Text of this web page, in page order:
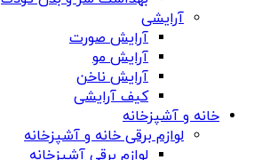
آرایشی
آرایش صورت
آرایش مو
آرایش ناخن
کیف آرایشی
خانه و آشپزخانه
لوازم برقی خانه و آشپزخانه
لوازم برقی آشپزخانه